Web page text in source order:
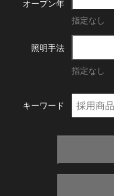
オープン年
指定なし
照明手法
指定なし
キーワード